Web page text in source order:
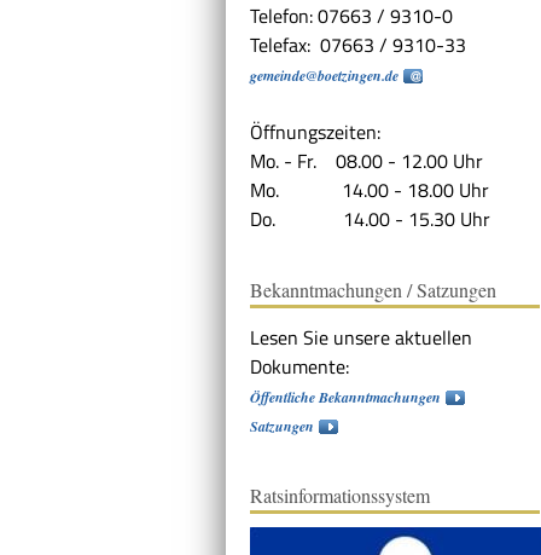
Telefon: 07663 / 9310-0
Telefax: 07663 / 9310-33
gemeinde@boetzingen.de
Öffnungszeiten:
Mo. - Fr. 08.00 - 12.00 Uhr
Mo. 14.00 - 18.00 Uhr
Do. 14.00 - 15.30 Uhr
Bekanntmachungen / Satzungen
Lesen Sie unsere aktuellen
Dokumente:
Öffentliche Bekanntmachungen
Satzungen
Ratsinformationssystem